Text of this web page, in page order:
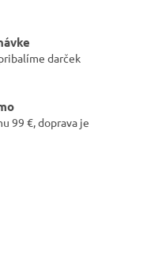
darček
99 €, doprava je